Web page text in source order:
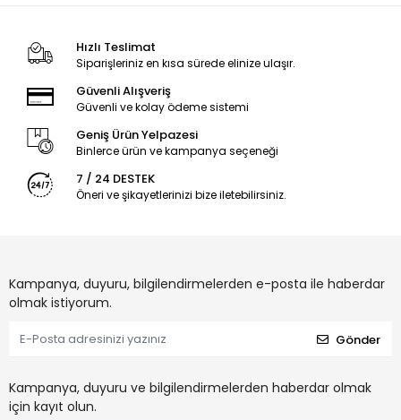
Hızlı Teslimat
Siparişleriniz en kısa sürede elinize ulaşır.
Güvenli Alışveriş
Güvenli ve kolay ödeme sistemi
Geniş Ürün Yelpazesi
Binlerce ürün ve kampanya seçeneği
7 / 24 DESTEK
Öneri ve şikayetlerinizi bize iletebilirsiniz.
Kampanya, duyuru, bilgilendirmelerden e-posta ile haberdar
olmak istiyorum.
Gönder
Kampanya, duyuru ve bilgilendirmelerden haberdar olmak
için kayıt olun.